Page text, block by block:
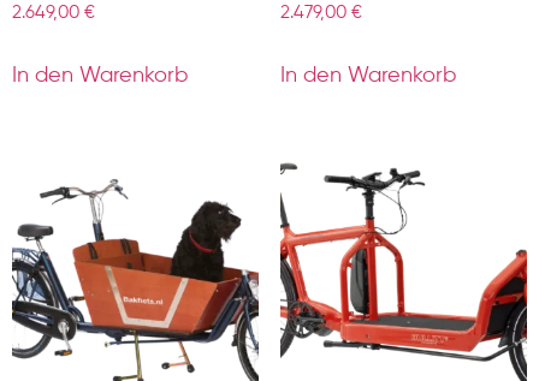
2.649,00 €
In den Warenkorb
2.479,00 €
In den Warenkorb